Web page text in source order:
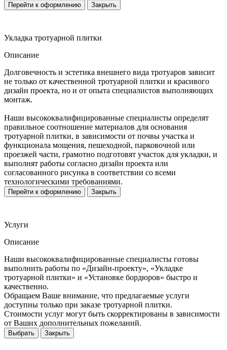
Перейти к оформлению Закрыть
Укладка тротуарной плитки
Описание
Долговечность и эстетика внешнего вида тротуаров зависит
не только от качественной тротуарной плитки и красивого
дизайн проекта, но и от опыта специалистов выполняющих
монтаж.
Наши высококвалифицированные специалисты определят
правильное соотношение материалов для основания
тротуарной плитки, в зависимости от почвы участка и
функционала мощения, пешеходной, парковочной или
проезжей части, грамотно подготовят участок для укладки, и
выполнят работы согласно дизайн проекта или
согласованного рисунка в соответствии со всеми
технологическими требованиями.
Перейти к оформлению Закрыть
Услуги
Описание
Наши высококвалифицированные специалисты готовы
выполнить работы по «Дизайн-проекту», «Укладке
тротуарной плитки» и «Установке бордюров» быстро и
качественно.
Обращаем Ваше внимание, что предлагаемые услуги
доступны только при заказе тротуарной плитки.
Стоимости услуг могут быть скорректированы в зависимости
от Ваших дополнительных пожеланий.
Выбрать Закрыть